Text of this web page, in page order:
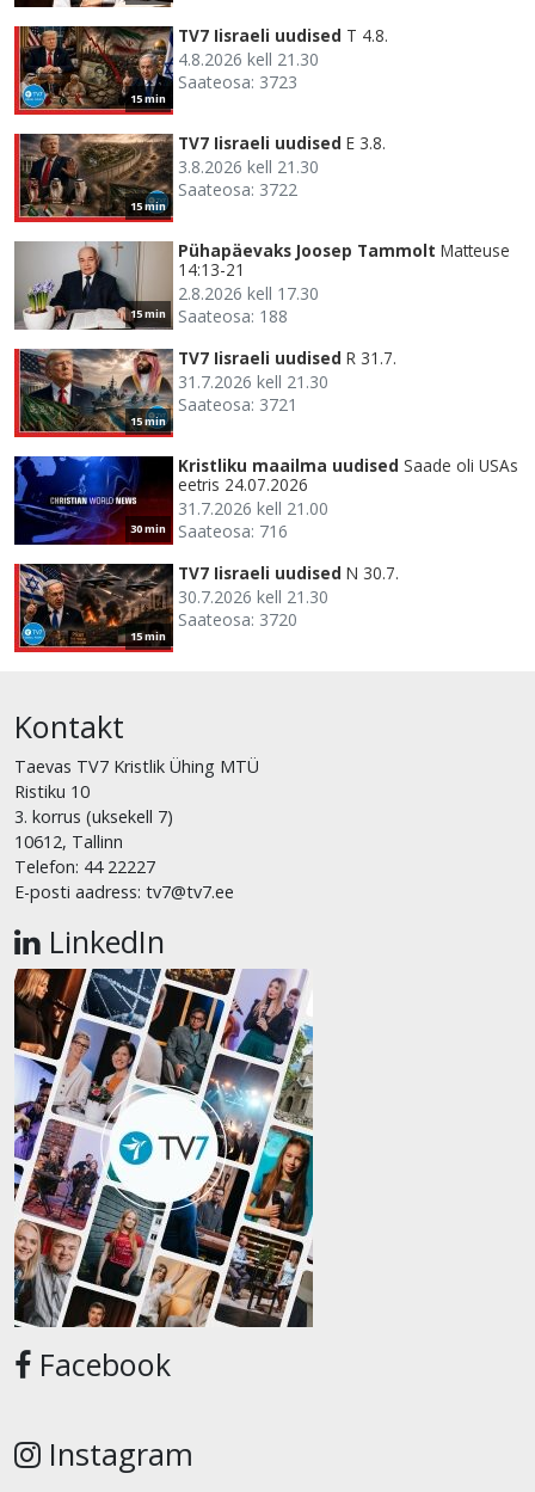
15 min
TV7 Iisraeli uudised T 4.8.
4.8.2026 kell 21.30
Saateosa: 3723
15 min
TV7 Iisraeli uudised E 3.8.
3.8.2026 kell 21.30
Saateosa: 3722
15 min
Pühapäevaks Joosep Tammolt Matteuse
14:13-21
2.8.2026 kell 17.30
Saateosa: 188
15 min
TV7 Iisraeli uudised R 31.7.
31.7.2026 kell 21.30
Saateosa: 3721
30 min
Kristliku maailma uudised Saade oli USAs
eetris 24.07.2026
31.7.2026 kell 21.00
Saateosa: 716
15 min
TV7 Iisraeli uudised N 30.7.
30.7.2026 kell 21.30
Saateosa: 3720
Kontakt
Taevas TV7 Kristlik Ühing MTÜ
Ristiku 10
3. korrus (uksekell 7)
10612, Tallinn
Telefon: 44 22227
E-posti aadress: tv7@tv7.ee
LinkedIn
Facebook
Instagram